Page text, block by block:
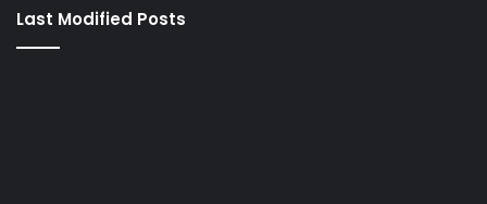
Last Modified Posts